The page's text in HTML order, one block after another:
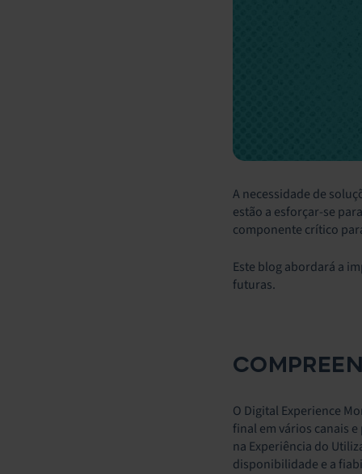
A necessidade de
estão a esforçar-se
componente crítico
Este blog abordará a
futuras.
O Digital Experience
final em vários canais
na Experiência do
disponibilidade e a